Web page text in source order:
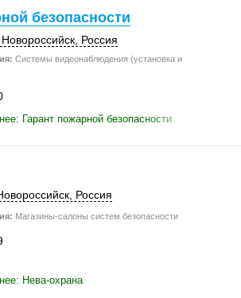
безопасности
Новороссийск Россия
Системы видеонаблюдения (установка и
Гарант пожарной безопасности
Россия
Магазины-салоны систем безопасности
Нева-охрана